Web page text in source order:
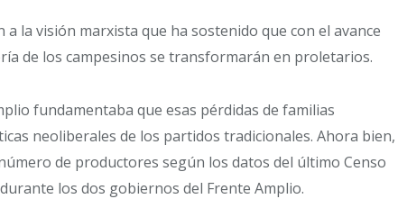
la visión marxista que ha sostenido que con el avance
de los campesinos se transformarán en proletarios.
fundamentaba que esas pérdidas de familias
neoliberales de los partidos tradicionales. Ahora bien,
de productores según los datos del último Censo
los dos gobiernos del Frente Amplio.